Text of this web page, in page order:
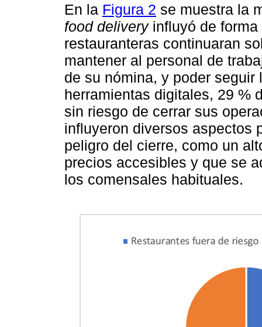
En la Figura 2 se muestra la
food deliveryinfluyó de forma
restauranteras continuaran
mantener al personal de
de su nómina, y poder
herramientas digitales, 29 %
sin riesgo de cerrar sus
influyeron diversos aspectos
peligro del cierre, como un
precios accesibles y que se
los comensales habituales.